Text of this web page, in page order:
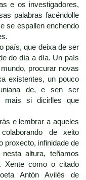
e os investigadores,
palabras facéndolle
se espallen enchendo
país, que deixa de ser
do día a día. Un país
procurar novas
existentes, un pouco
de, e sen ser
mais si dicirlles que
e lembrar a aqueles
de xeito
proxecto, infinidade de
altura, teñamos
Xente como o citado
Antón Avilés de